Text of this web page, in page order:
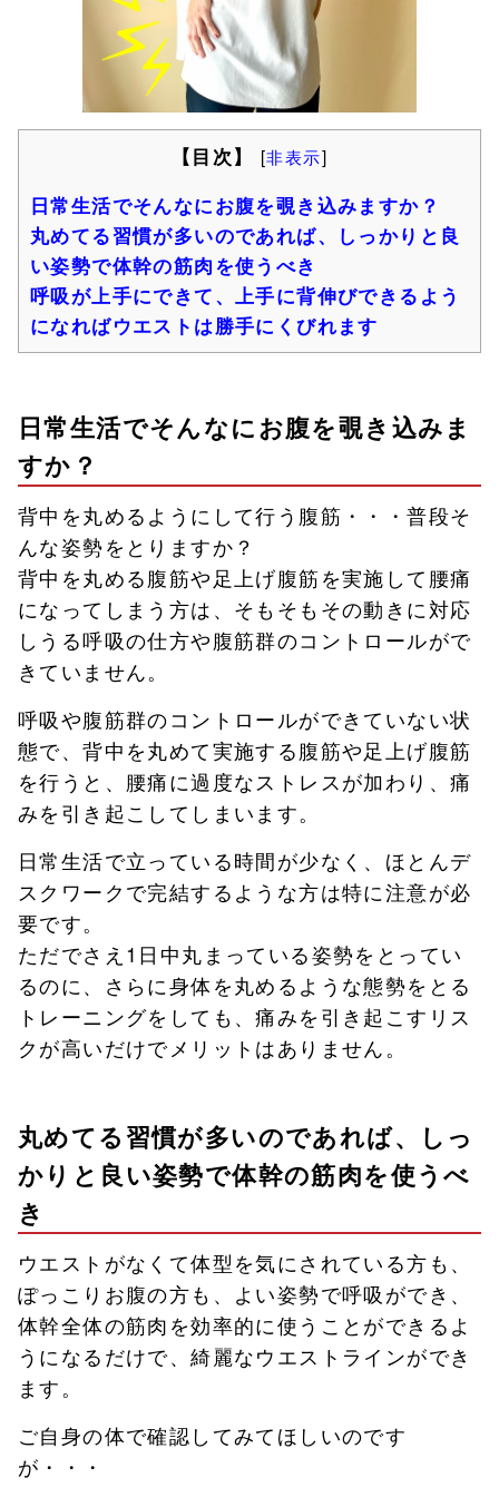
【目次】 [非表示]
日常生活でそんなにお腹を覗き込みますか？
丸めてる習慣が多いのであれば、しっかりと良
い姿勢で体幹の筋肉を使うべき
呼吸が上手にできて、上手に背伸びできるよう
になればウエストは勝手にくびれます
日常生活でそんなにお腹を覗き込みま
すか？
背中を丸めるようにして行う腹筋・・・普段そ
んな姿勢をとりますか？
背中を丸める腹筋や足上げ腹筋を実施して腰痛
になってしまう方は、そもそもその動きに対応
しうる呼吸の仕方や腹筋群のコントロールがで
きていません。
呼吸や腹筋群のコントロールができていない状
態で、背中を丸めて実施する腹筋や足上げ腹筋
を行うと、腰痛に過度なストレスが加わり、痛
みを引き起こしてしまいます。
日常生活で立っている時間が少なく、ほとんデ
スクワークで完結するような方は特に注意が必
要です。
ただでさえ1日中丸まっている姿勢をとってい
るのに、さらに身体を丸めるような態勢をとる
トレーニングをしても、痛みを引き起こすリス
クが高いだけでメリットはありません。
丸めてる習慣が多いのであれば、しっ
かりと良い姿勢で体幹の筋肉を使うべ
き
ウエストがなくて体型を気にされている方も、
ぽっこりお腹の方も、よい姿勢で呼吸ができ、
体幹全体の筋肉を効率的に使うことができるよ
うになるだけで、綺麗なウエストラインができ
ます。
ご自身の体で確認してみてほしいのです
が・・・